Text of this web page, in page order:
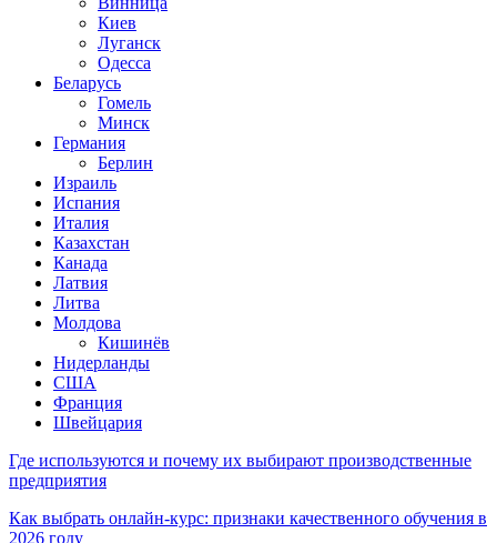
Киев
Луганск
Одесса
Беларусь
Гомель
Минск
Германия
Берлин
Израиль
Испания
Италия
Казахстан
Канада
Латвия
Литва
Молдова
Кишинёв
Нидерланды
США
Франция
Швейцария
Где используются и почему их выбирают производственные
предприятия
Как выбрать онлайн-курс: признаки качественного обучения в
2026 году